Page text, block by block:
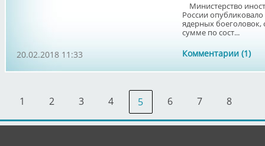
Министерство
России
ядерных
сумме по сост...
Комментарии (1)
20.02.2018 11:33
1 2 3 4 5 6 7 8